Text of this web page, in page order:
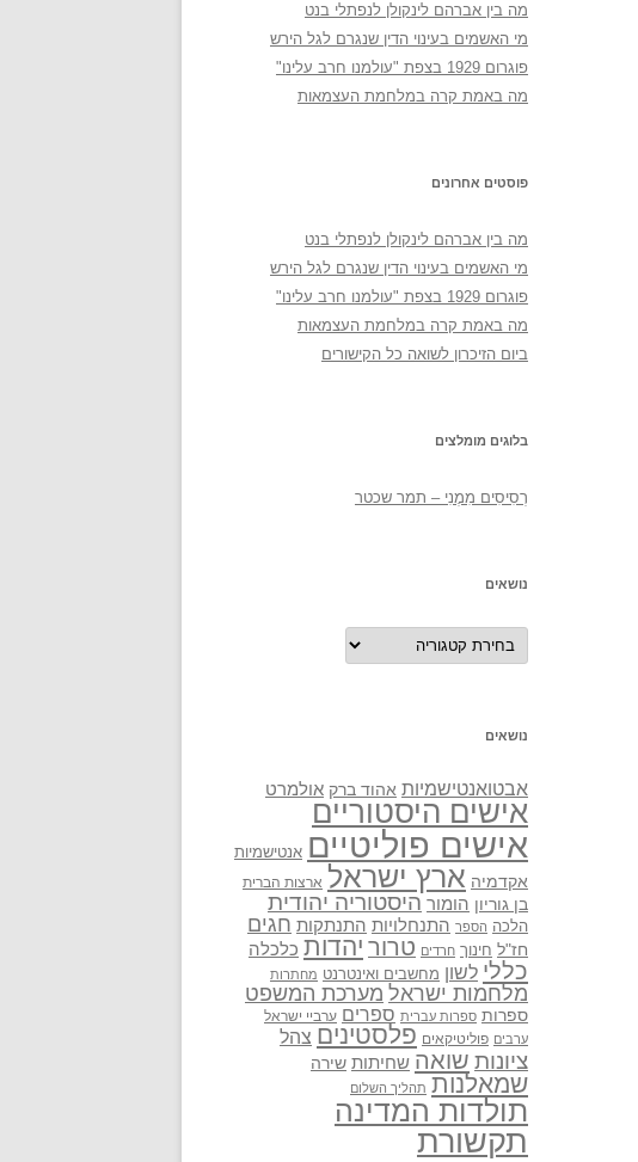
מה בין אברהם לינקולן לנפתלי בנט
מי האשמים בעינוי הדין שנגרם לגל הירש
פוגרום 1929 בצפת "עולמנו חרב עלינו"
מה באמת קרה במלחמת העצמאות
פוסטים אחרונים
מה בין אברהם לינקולן לנפתלי בנט
מי האשמים בעינוי הדין שנגרם לגל הירש
פוגרום 1929 בצפת "עולמנו חרב עלינו"
מה באמת קרה במלחמת העצמאות
ביום הזיכרון לשואה כל הקישורים
בלוגים מומלצים
רְסִיסִים מִמֶנִי – תמר שכטר
נושאים
נושאים
נושאים
אבטואנטישמיות אהוד ברק אולמרט
אישים היסטוריים
אישים פוליטיים אנטישמיות
אקדמיה ארץ ישראל ארצות הברית
בן גוריון הומור היסטוריה יהודית
הלכה הספר התנחלויות התנתקות חגים
חז"ל חינוך חרדים טרור יהדות כלכלה
כללי לשון מחשבים ואינטרנט מחתרות
מלחמות ישראל מערכת המשפט
ספרות ספרות עברית ספרים ערביי ישראל
ערבים פוליטיקאים פלסטינים צהל
ציונות שואה שחיתות שירה
שמאלנות תהליך השלום
תולדות המדינה
תקשורת